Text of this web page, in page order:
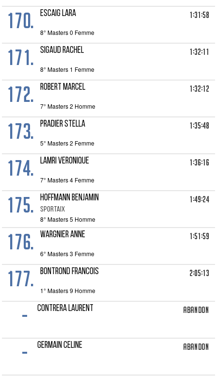
170. ESCAIG Lara 1:31:58
8° Masters 0 Femme
171. SIGAUD RACHEL 1:32:11
8° Masters 1 Femme
172. ROBERT MARCEL 1:32:12
7° Masters 2 Homme
173. PRADIER Stella 1:35:48
5° Masters 2 Femme
174. LAMRI Veronique 1:36:16
7° Masters 4 Femme
175. HOFFMANN Benjamin
SPORTAIX
1:49:24
8° Masters 5 Homme
176. WARGNIER Anne 1:51:59
6° Masters 3 Femme
177. BONTROND Francois 2:05:13
1° Masters 9 Homme
- CONTRERA Laurent Abandon
- GERMAIN Celine Abandon